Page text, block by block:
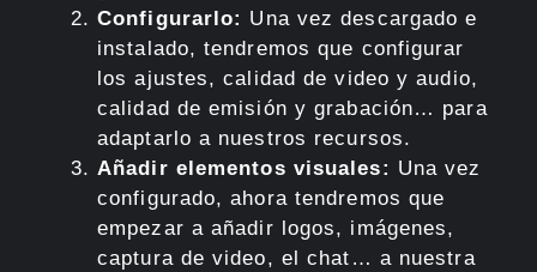
Configurarlo: Una vez descargado e
instalado, tendremos que configurar
los ajustes, calidad de video y audio,
calidad de emisión y grabación… para
adaptarlo a nuestros recursos.
Añadir elementos visuales: Una vez
configurado, ahora tendremos que
empezar a añadir logos, imágenes,
captura de video, el chat… a nuestra